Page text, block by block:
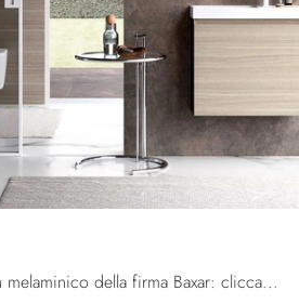
mobili bagno sospesi in melaminico della firma Baxar: clicca e scopri l'arredo bagno moderno M3 System 314 per il tuo bagno.